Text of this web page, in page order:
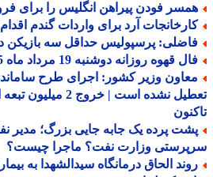
فودن پیراهن انگلیس را برای
آرد برای واردات گندم اقدام
پرسپولیس حداقل سه بازیکن دیگر
قهوه روزانه دوشنبه 19 مرداد ماه 1405
وزیر کشور: اجرای طرح ساماندهی
تعطیل نشده است | خروج 2
پرده یک جابه جایی بزرگ؛ مدیر
وزارت نفت؟ ماجرا چیست؟
الحاق درمانگاه سیدالشهدا به